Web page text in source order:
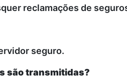
reclamações de
seguro.
são transmitidas?